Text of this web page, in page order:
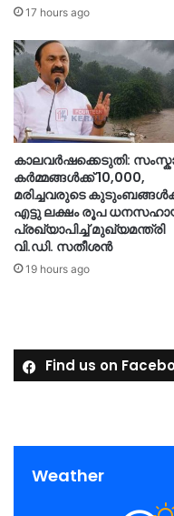
17 hours ago
കാലവർഷക്കെടുതി:
കർമ്മങ്ങൾക്ക് 10,000,
മരിച്ചവരുടെ
എട്ടു ലക്ഷം രൂപ
പ്രഖ്യാപിച്ച് മുഖ്യമന്ത്രി
വി.ഡി. സതീശൻ
19 hours ago
Find us on
Weather